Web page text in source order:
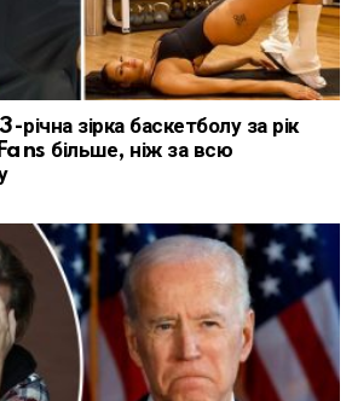
зірка баскетболу за рік
більше, ніж за всю